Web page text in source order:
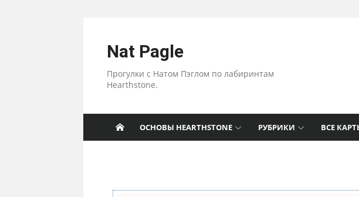
Nat Pagle
Прогулки с Натом Пэглом по лабиринтам
Hearthstone.
ОСНОВЫ HEARTHSTONE РУБРИКИ ВСЕ